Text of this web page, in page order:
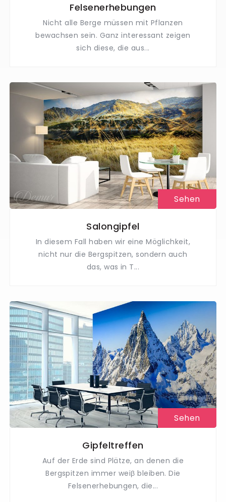
Felsenerhebungen
Nicht alle Berge müssen mit Pflanzen
bewachsen sein. Ganz interessant zeigen
sich diese, die aus...
Sehen
Salongipfel
In diesem Fall haben wir eine Möglichkeit,
nicht nur die Bergspitzen, sondern auch
das, was in T...
Sehen
Gipfeltreffen
Auf der Erde sind Plätze, an denen die
Bergspitzen immer weiβ bleiben. Die
Felsenerhebungen, die...